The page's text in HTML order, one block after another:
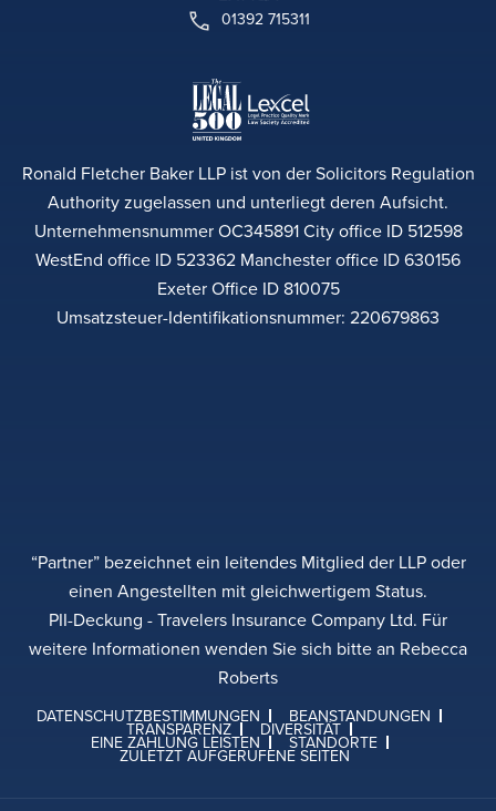
01392 715311
Ronald Fletcher Baker LLP ist von der Solicitors Regulation
Authority zugelassen und unterliegt deren Aufsicht.
Unternehmensnummer OC345891 City office ID 512598
WestEnd office ID 523362 Manchester office ID 630156
Exeter Office ID 810075
Umsatzsteuer-Identifikationsnummer: 220679863
“Partner” bezeichnet ein leitendes Mitglied der LLP oder
einen Angestellten mit gleichwertigem Status.
PII-Deckung - Travelers Insurance Company Ltd. Für
weitere Informationen wenden Sie sich bitte an Rebecca
Roberts
DATENSCHUTZBESTIMMUNGEN BEANSTANDUNGEN
TRANSPARENZ DIVERSITÄT
EINE ZAHLUNG LEISTEN STANDORTE
ZULETZT AUFGERUFENE SEITEN